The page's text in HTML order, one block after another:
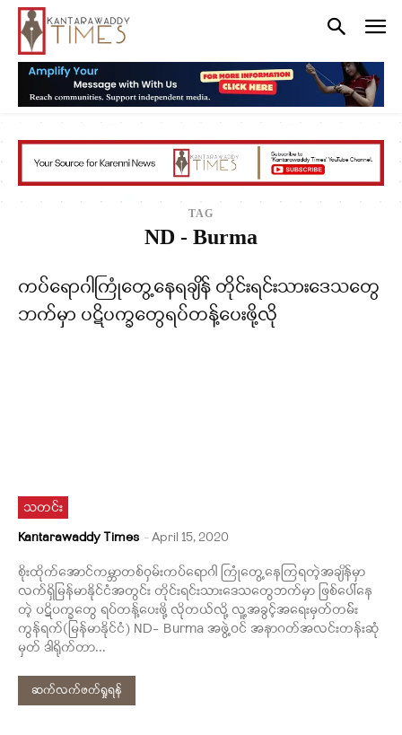
TAG
ND - Burma
ကပ်ရောဂါကြုံတွေ့နေရချိန် တိုင်းရင်းသားဒေသတွေ
ဘက်မှာ ပဋိပက္ခတွေရပ်တန့်ပေးဖို့လို
သတင်း
Kantarawaddy Times -April 15, 2020
စိုးထိုက်အောင်ကမ္ဘာတစ်ဝှမ်းကပ်ရောဂါ ကြုံတွေ့နေကြရတဲ့အချိန်မှာ
လက်ရှိမြန်မာနိုင်ငံအတွင်း တိုင်းရင်းသားဒေသတွေဘက်မှာ ဖြစ်ပေါ်နေ
တဲ့ ပဋိပက္ခတွေ ရပ်တန့်ပေးဖို့ လိုတယ်လို့ လူ့အခွင့်အရေးမှတ်တမ််း
ကွန်ရက်(မြန်မာနိုင်ငံ) ND- Burma အဖွဲ့ဝင် အနာဂတ်အလင်းတန်းဆုံ
မှတ် ဒါရိုက်တာ...
ဆက်လက်ဖတ်ရှုရန်